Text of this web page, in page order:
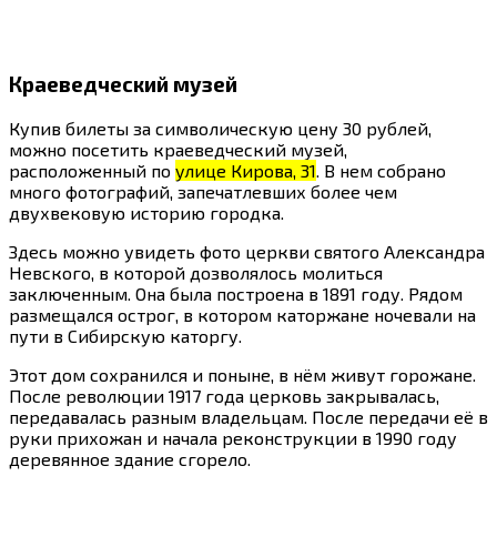
Краеведческий музей
Купив билеты за символическую цену 30 рублей,
можно посетить краеведческий музей,
расположенный по улице Кирова, 31 . В нем собрано
много фотографий, запечатлевших более чем
двухвековую историю городка.
Здесь можно увидеть фото церкви святого Александра
Невского, в которой дозволялось молиться
заключенным. Она была построена в 1891 году. Рядом
размещался острог, в котором каторжане ночевали на
пути в Сибирскую каторгу.
Этот дом сохранился и поныне, в нём живут горожане.
После революции 1917 года церковь закрывалась,
передавалась разным владельцам. После передачи её в
руки прихожан и начала реконструкции в 1990 году
деревянное здание сгорело.